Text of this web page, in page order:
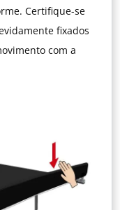
Certifique-se
fixados
com a